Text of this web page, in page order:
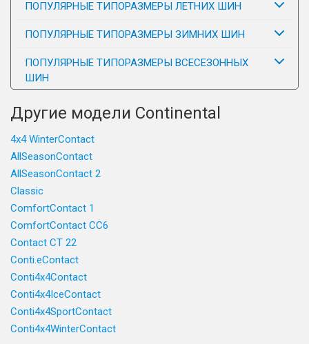
ПОПУЛЯРНЫЕ ТИПОРАЗМЕРЫ ЛЕТНИХ ШИН
ПОПУЛЯРНЫЕ ТИПОРАЗМЕРЫ ЗИМНИХ ШИН
ПОПУЛЯРНЫЕ ТИПОРАЗМЕРЫ ВСЕСЕЗОННЫХ
ШИН
Другие модели Continental
4x4 WinterContact
AllSeasonContact
AllSeasonContact 2
Classic
ComfortContact 1
ComfortContact CC6
Contact CT 22
Conti.eContact
Conti4x4Contact
Conti4x4IceContact
Conti4x4SportContact
Conti4x4WinterContact